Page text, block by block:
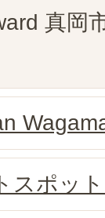
真岡
スポッ